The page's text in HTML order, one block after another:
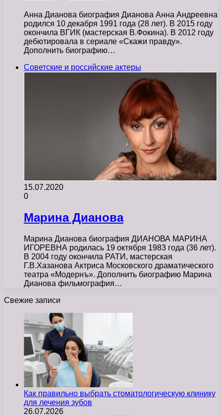
Анна Дианова биография Дианова Анна Андреевна
родился 10 декабря 1991 года (28 лет). В 2015 году
окончила ВГИК (мастерская В.Фокина). В 2012 году
дебютировала в сериале «Скажи правду».
Дополнить биографию…
Советские и российские актеры
15.07.2020
0
Марина Дианова
Марина Дианова биография ДИАНОВА МАРИНА
ИГОРЕВНА родилась 19 октября 1983 года (36 лет).
В 2004 году окончила РАТИ, мастерская
Г.В.Хазанова Актриса Московского драматического
театра «Модернъ». Дополнить биографию Марина
Дианова фильмография…
Свежие записи
Как правильно выбрать стоматологическую клинику
для лечения зубов
26.07.2026